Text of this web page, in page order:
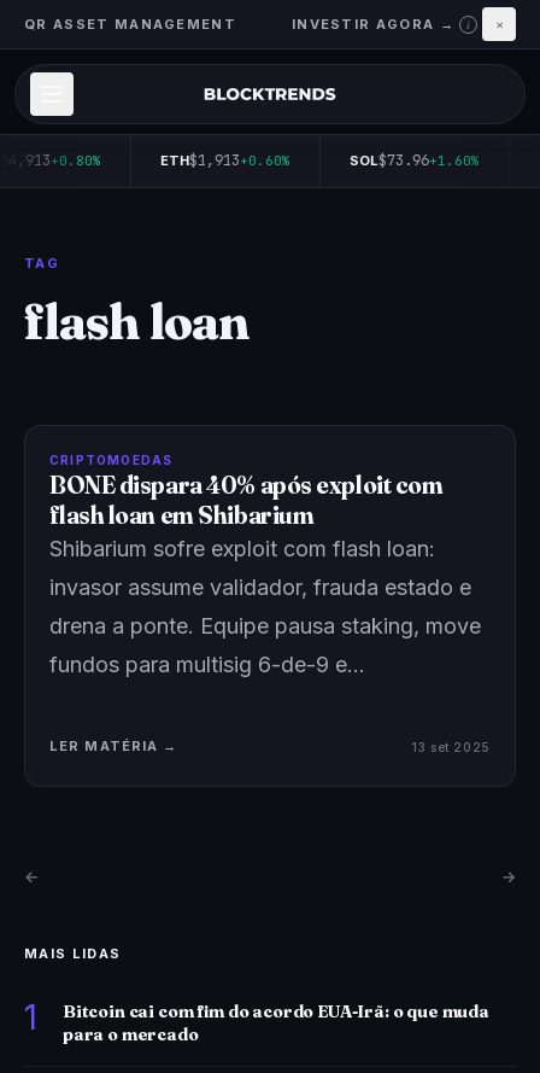
QR ASSET MANAGEMENT INVESTIR AGORA → i ×
+0.80% ETH$1,913+0.60% SOL$73.96+1.60%
TAG
flash loan
CRIPTOMOEDAS
BONE dispara 40% após exploit com
flash loan em Shibarium
Shibarium sofre exploit com flash loan:
invasor assume validador, frauda estado e
drena a ponte. Equipe pausa staking, move
fundos para multisig 6-de-9 e…
LER MATÉRIA → 13 set 2025
← →
MAIS LIDAS
1
Bitcoin cai com fim do acordo EUA-Irã: o que muda
para o mercado